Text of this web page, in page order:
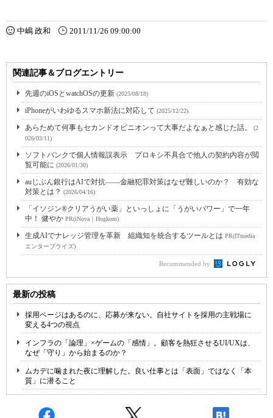
中嶋 政和 2011/11/26 09:00:00
関連記事＆ブログエントリー
先週のiOSとwatchOSの更新 (2025/08/18)
iPhoneがいわゆるスマホ新法に対応して (2025/12/22)
あらためて何事もセカンドオピニオンって大事だよなぁと感じた話。
(2
026/03/11)
ソフトバンクで個人情報誤表示 プロキシ不具合で他人の契約内容が閲
覧可能に (2026/01/30)
auじぶん銀行はAIで対抗――金融犯罪対策はなぜ難しいのか？ 有効な
対策とは？ (2026/04/16)
「イソジン®クリアうがい薬」といっしょに「うがいパワー」で一年
中！ 健やか PR(iNova｜Hugkum)
生成AIでナレッジ管理を革新 組織知を統合するツールとは PR(ITmedia
エンタープライズ)
Recommended by
最新の投稿
採用ページはあるのに、応募が来ない。自社サイトを採用の主戦場に
変える4つの視点
インフラの「論理」×ゲームの「感情」。顧客を熱狂させるUI/UXは、
なぜ「守り」から始まるのか？
ムカデに噛まれた夜に理解した。良い仕事とは「表面」ではなく「本
質」に潜ること